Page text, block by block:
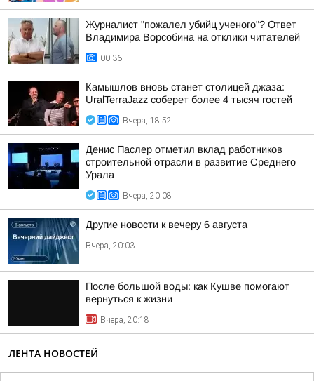
Журналист "пожалел убийц ученого"? Ответ
Владимира Ворсобина на отклики читателей
00:36
Камышлов вновь станет столицей джаза:
UralTerraJazz соберет более 4 тысяч гостей
Вчера, 18:52
Денис Паслер отметил вклад работников
строительной отрасли в развитие Среднего
Урала
Вчера, 20:08
Другие новости к вечеру 6 августа
Вчера, 20:03
После большой воды: как Кушве помогают
вернуться к жизни
Вчера, 20:18
ЛЕНТА НОВОСТЕЙ